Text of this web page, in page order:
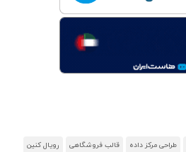
طراحی مرکز داده قالب فروشگاهی رویال کنین